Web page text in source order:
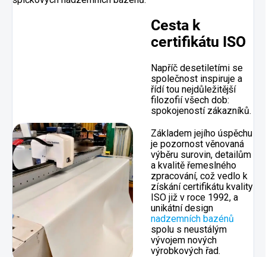
Cesta k
certifikátu ISO
Napříč desetiletími se
společnost inspiruje a
řídí tou nejdůležitější
filozofií všech dob:
spokojeností zákazníků.
Základem jejího úspěchu
je pozornost věnovaná
výběru surovin, detailům
a kvalitě řemeslného
zpracování, což vedlo k
získání certifikátu kvality
ISO již v roce 1992, a
unikátní design
nadzemních bazénů
spolu s neustálým
vývojem nových
výrobkových řad.